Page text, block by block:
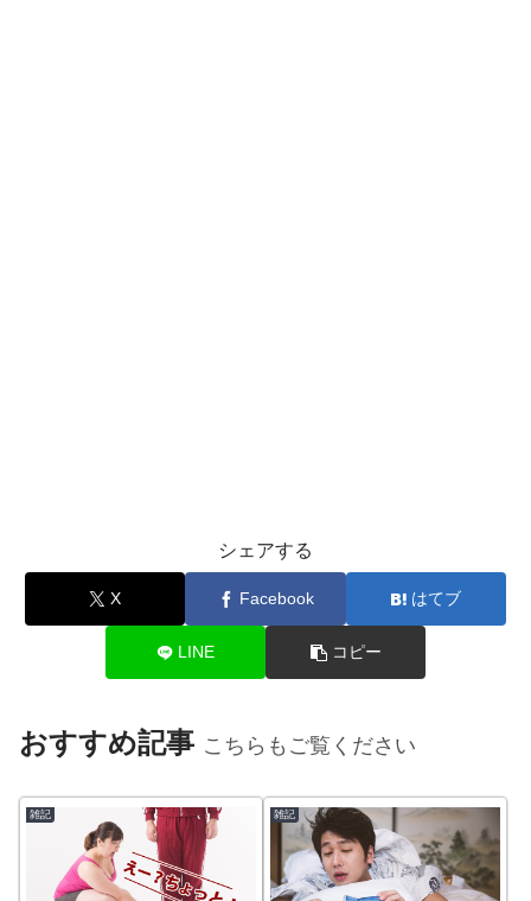
シェアする
X Facebook はてブ
LINE コピー
おすすめ記事 こちらもご覧ください
雑記 雑記